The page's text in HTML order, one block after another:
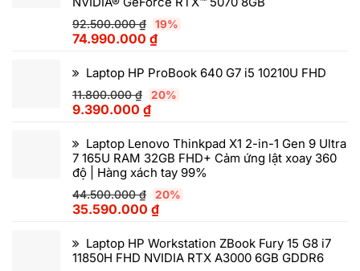
92.500.000₫ 19%
74.990.000 ₫
Laptop HP ProBook 640 G7 i5 10210U FHD
11.800.000₫ 20%
9.390.000 ₫
Laptop Lenovo Thinkpad X1 2-in-1 Gen 9 Ultra
7 165U RAM 32GB FHD+ Cảm ứng lật xoay 360
độ | Hàng xách tay 99%
44.500.000₫ 20%
35.590.000 ₫
Laptop HP Workstation ZBook Fury 15 G8 i7
11850H FHD NVIDIA RTX A3000 6GB GDDR6